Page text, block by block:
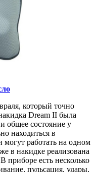
который точно
Dream II была
общее состояние у
находиться в
работать на одном
в накидке реализована
приборе есть несколько
пульсация, удары,